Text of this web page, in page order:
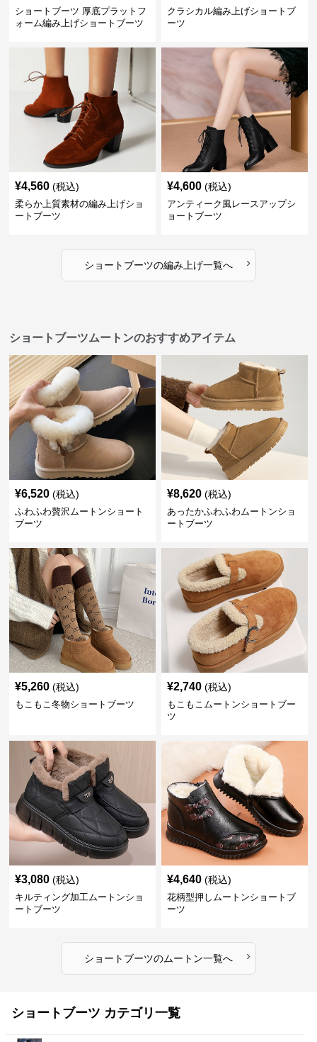
ショートブーツ 厚底プラットフ
ォーム編み上げショートブーツ
クラシカル編み上げショートブ
ーツ
¥4,560 (税込)
柔らか上質素材の編み上げショ
ートブーツ
¥4,600 (税込)
アンティーク風レースアップシ
ョートブーツ
ショートブーツの編み上げ一覧へ ›
ショートブーツムートンのおすすめアイテム
¥6,520 (税込)
ふわふわ贅沢ムートンショート
ブーツ
¥8,620 (税込)
あったかふわふわムートンショ
ートブーツ
¥5,260 (税込)
もこもこ冬物ショートブーツ
¥2,740 (税込)
もこもこムートンショートブー
ツ
¥3,080 (税込)
キルティング加工ムートンショ
ートブーツ
¥4,640 (税込)
花柄型押しムートンショートブ
ーツ
ショートブーツのムートン一覧へ ›
ショートブーツ カテゴリ一覧